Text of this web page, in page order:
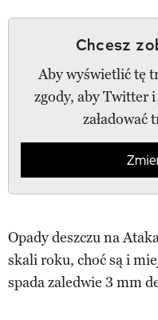
Chcesz
Aby wyświetlić tę
zgody, aby Twitter
załadować
Opady deszczu na
skali roku, choć są i
spada zaledwie 3 mm